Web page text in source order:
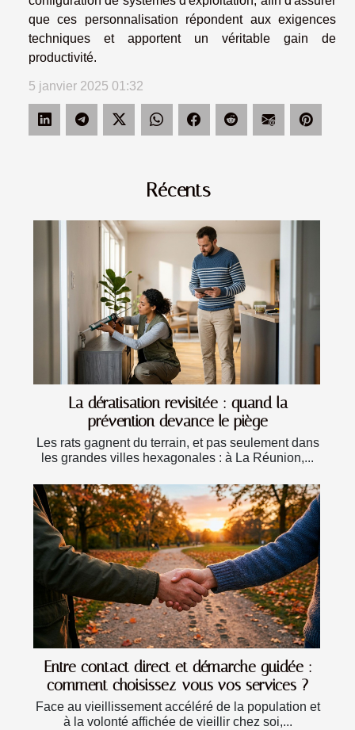
Récents
La dératisation revisitée : quand la
prévention devance le piège
Les rats gagnent du terrain, et pas seulement dans
les grandes villes hexagonales : à La Réunion,...
Entre contact direct et démarche guidée :
comment choisissez-vous vos services ?
Face au vieillissement accéléré de la population et
à la volonté affichée de vieillir chez soi,...
que ces personnalisation répondent aux exigences
techniques et apportent un véritable gain de
productivité.
5 janvier 2025 01:32